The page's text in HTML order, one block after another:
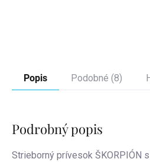
Popis Podobné (8)
Podrobný popis
Strieborný prívesok ŠKORPIÓN